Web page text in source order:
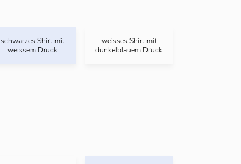
schwarzes Shirt mit
weissem Druck
weisses Shirt mit
dunkelblauem Druck